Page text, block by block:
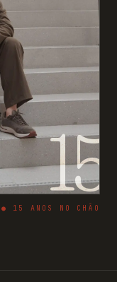
15
● 15 ANOS NO CHÃO